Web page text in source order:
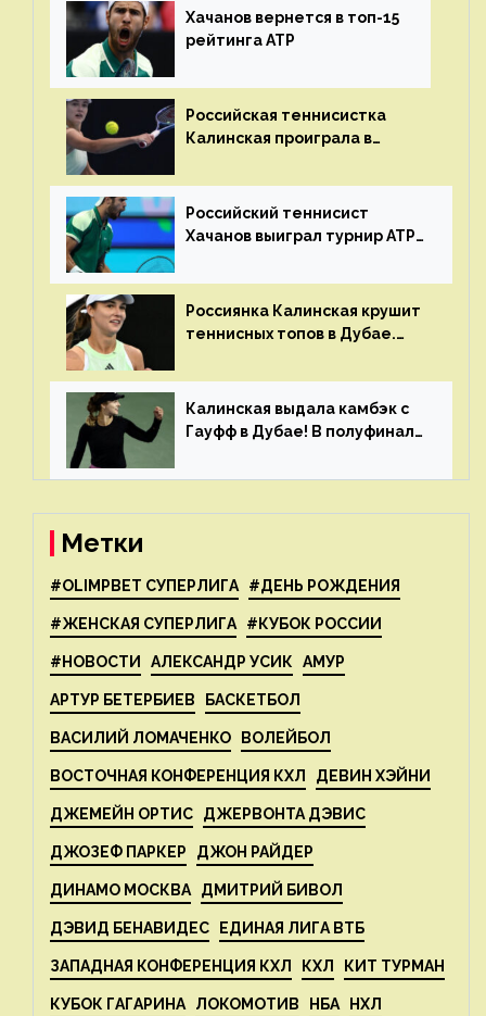
Хачанов вернется в топ-15
рейтинга ATP
Российская теннисистка
Калинская проиграла в
Российский теннисист
Хачанов выиграл турнир ATP
Россиянка Калинская крушит
теннисных топов в Дубае.
рейтинга
Калинская выдала камбэк с
Гауфф в Дубае! В полуфинале
Свёнтек
Метки
#OLIMPBET СУПЕРЛИГА #ДЕНЬ РОЖДЕНИЯ
#ЖЕНСКАЯ СУПЕРЛИГА #КУБОК РОССИИ
#НОВОСТИ АЛЕКСАНДР УСИК АМУР
АРТУР БЕТЕРБИЕВ БАСКЕТБОЛ
ВАСИЛИЙ ЛОМАЧЕНКО ВОЛЕЙБОЛ
ВОСТОЧНАЯ КОНФЕРЕНЦИЯ КХЛ ДЕВИН ХЭЙНИ
ДЖЕМЕЙН ОРТИС ДЖЕРВОНТА ДЭВИС
ДЖОЗЕФ ПАРКЕР ДЖОН РАЙДЕР
ДИНАМО МОСКВА ДМИТРИЙ БИВОЛ
ДЭВИД БЕНАВИДЕС ЕДИНАЯ ЛИГА ВТБ
ЗАПАДНАЯ КОНФЕРЕНЦИЯ КХЛ КХЛ КИТ ТУРМАН
КУБОК ГАГАРИНА ЛОКОМОТИВ НБА НХЛ